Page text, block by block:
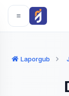
Langsung ke
Langsung ke
Laporgub